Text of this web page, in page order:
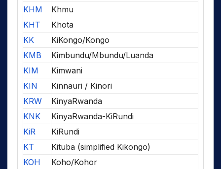
KHM
Khmu
KHT
Khota
KK
KiKongo/Kongo
KMB
Kimbundu/Mbundu/Luanda
KIM
Kimwani
KIN
Kinnauri / Kinori
KRW
KinyaRwanda
KNK
KinyaRwanda-KiRundi
KiR
KiRundi
KT
Kituba (simplified Kikongo)
KOH
Koho/Kohor